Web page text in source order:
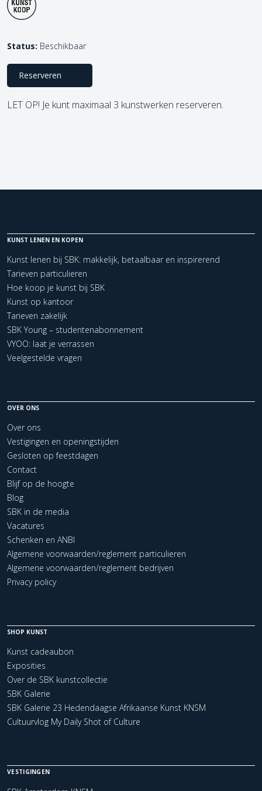
Status: Beschikbaar
Reserveren
LET OP! Je kunt maximaal 3 kunstwerken reserveren.
KUNST LENEN EN KOPEN
Kunst lenen bij SBK: makkelijk, betaalbaar en inspirerend
Tarieven particulieren
Hoe koop je kunst bij SBK
Kunst op kantoor
Tarieven zakelijk
SBK Young – studentenabonnement
VYOO: laat je verrassen
Veelgestelde vragen
OVER ONS
Over ons
Vestigingen en openingstijden
Gesloten op feestdagen
Contact
Blijf op de hoogte
Blog
SBK in de media
Vacatures
Schenken en ANBI
Algemene voorwaarden/reglement particulieren
Algemene voorwaarden/reglement bedrijven
Privacy policy
SHOP KUNST
Kunst cadeaubon
Exposities
Over de SBK kunstcollectie
SBK Galerie
SBK Galerie 23 Hedendaagse Afrikaanse Kunst KNSM
Cultuurvlog My Daily Shot of Culture
VESTIGINGEN